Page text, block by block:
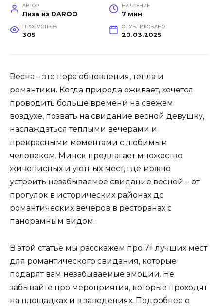
АВТОР
Лиза из DAROO
НА ЧТЕНИЕ
7 мин
ПРОСМОТРОВ
305
ОПУБЛИКОВАНО
20.03.2025
Весна – это пора обновления, тепла и
романтики. Когда природа оживает, хочется
проводить больше времени на свежем
воздухе, позвать на свидание весной девушку,
наслаждаться теплыми вечерами и
прекрасными моментами с любимым
человеком. Минск предлагает множество
живописных и уютных мест, где можно
устроить незабываемое свидание весной – от
прогулок в исторических районах до
романтических вечеров в ресторанах с
панорамным видом.
В этой статье мы расскажем про 7+ лучших мест
для романтического свидания, которые
подарят вам незабываемые эмоции. Не
забывайте про мероприятия, которые проходят
на площадках и в заведениях. Подробнее о